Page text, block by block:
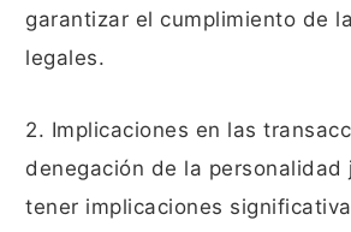
garantizar el cumplimiento de
legales.
2. Implicaciones en las
denegación de la personalidad
tener implicaciones